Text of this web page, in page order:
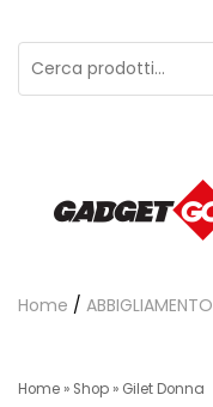
Home / ABBIGLIAMENTO
Home » Shop » Gilet Donna